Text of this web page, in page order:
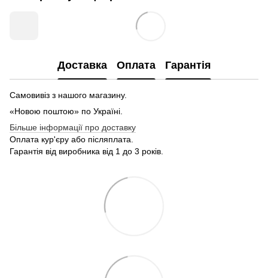
Доставка Оплата Гарантія
Самовивіз з нашого магазину.
«Новою поштою» по Україні.
Більше інформації про доставку
Оплата кур'єру або післяплата.
Гарантія від виробника від 1 до 3 років.